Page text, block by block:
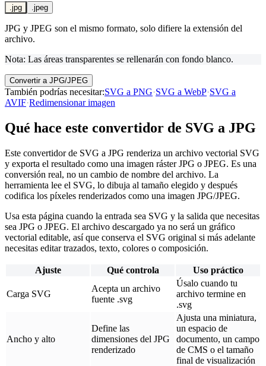
.jpg .jpeg
JPG y JPEG son el mismo formato, solo difiere la extensión del
archivo.
Nota: Las áreas transparentes se rellenarán con fondo blanco.
Convertir a JPG/JPEG
También podrías necesitar:SVG a PNG·SVG a WebP·SVG a
AVIF·Redimensionar imagen
Qué hace este convertidor de SVG a JPG
Este convertidor de SVG a JPG renderiza un archivo vectorial SVG
y exporta el resultado como una imagen ráster JPG o JPEG. Es una
conversión real, no un cambio de nombre del archivo. La
herramienta lee el SVG, lo dibuja al tamaño elegido y después
codifica los píxeles renderizados como una imagen JPG/JPEG.
Usa esta página cuando la entrada sea SVG y la salida que necesitas
sea JPG o JPEG. El archivo descargado ya no será un gráfico
vectorial editable, así que conserva el SVG original si más adelante
necesitas editar trazados, texto, colores o composición.
Ajuste Qué controla Uso práctico
Carga SVG
Acepta un archivo
fuente .svg
Úsalo cuando tu
archivo termine en
.svg
Ancho y alto
Define las
dimensiones del JPG
renderizado
Ajusta una miniatura,
un espacio de
documento, un campo
de CMS o el tamaño
final de visualización